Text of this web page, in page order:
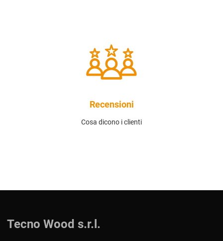
Recensioni
Cosa dicono i clienti
Tecno Wood s.r.l.